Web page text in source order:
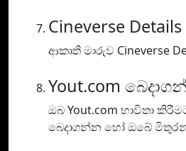
Cineverse
ආකෘති මාරුව Cineverse
Yout.com
ඔබ Yout.com භාවිතා
බෙදාගන්න හෝ ඔබේ